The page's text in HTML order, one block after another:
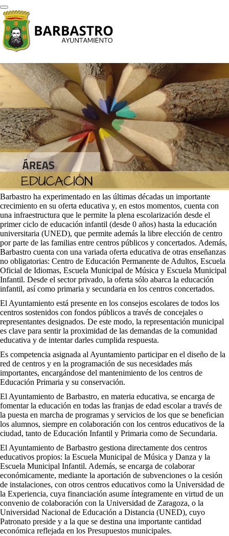
Barbastro ha experimentado en las últimas décadas un importante
crecimiento en su oferta educativa y, en estos momentos, cuenta con
una infraestructura que le permite la plena escolarización desde el
primer ciclo de educación infantil (desde 0 años) hasta la educación
universitaria (UNED), que permite además la libre elección de centro
por parte de las familias entre centros públicos y concertados. Además,
Barbastro cuenta con una variada oferta educativa de otras enseñanzas
no obligatorias: Centro de Educación Permanente de Adultos, Escuela
Oficial de Idiomas, Escuela Municipal de Música y Escuela Municipal
Infantil. Desde el sector privado, la oferta sólo abarca la educación
infantil, así como primaria y secundaria en los centros concertados.
El Ayuntamiento está presente en los consejos escolares de todos los
centros sostenidos con fondos públicos a través de concejales o
representantes designados. De este modo, la representación municipal
es clave para sentir la proximidad de las demandas de la comunidad
educativa y de intentar darles cumplida respuesta.
Es competencia asignada al Ayuntamiento participar en el diseño de la
red de centros y en la programación de sus necesidades más
importantes, encargándose del mantenimiento de los centros de
Educación Primaria y su conservación.
El Ayuntamiento de Barbastro, en materia educativa, se encarga de
fomentar la educación en todas las franjas de edad escolar a través de
la puesta en marcha de programas y servicios de los que se benefician
los alumnos, siempre en colaboración con los centros educativos de la
ciudad, tanto de Educación Infantil y Primaria como de Secundaria.
El Ayuntamiento de Barbastro gestiona directamente dos centros
educativos propios: la Escuela Municipal de Música y Danza y la
Escuela Municipal Infantil. Además, se encarga de colaborar
económicamente, mediante la aportación de subvenciones o la cesión
de instalaciones, con otros centros educativos como la Universidad de
la Experiencia, cuya financiación asume íntegramente en virtud de un
convenio de colaboración con la Universidad de Zaragoza, o la
Universidad Nacional de Educación a Distancia (UNED), cuyo
Patronato preside y a la que se destina una importante cantidad
económica reflejada en los Presupuestos municipales.